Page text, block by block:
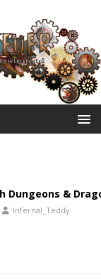
Dungeons &
Infernal_Teddy